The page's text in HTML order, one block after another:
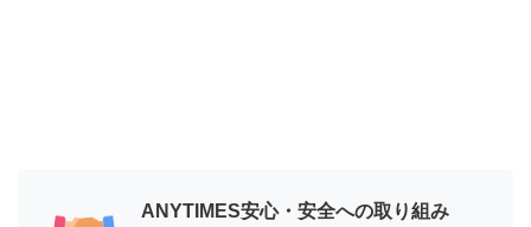
ANYTIMES安心・安全への取り組み